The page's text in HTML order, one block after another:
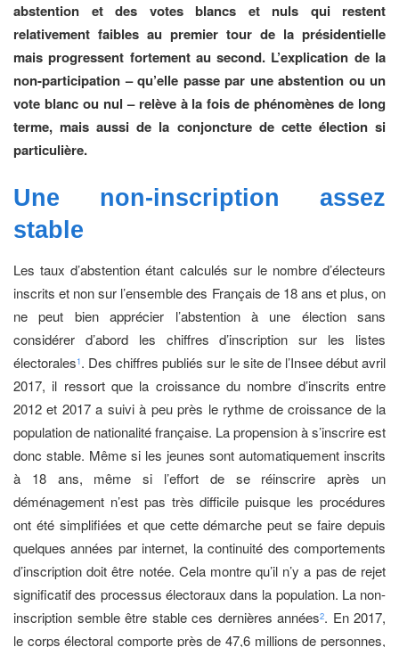
abstention et des votes blancs et nuls qui restent
relativement faibles au premier tour de la présidentielle
mais progressent fortement au second. L’explication de la
non-participation – qu’elle passe par une abstention ou un
vote blanc ou nul – relève à la fois de phénomènes de long
terme, mais aussi de la conjoncture de cette élection si
particulière.
Une non-inscription assez
stable
Les taux d’abstention étant calculés sur le nombre d’électeurs
inscrits et non sur l’ensemble des Français de 18 ans et plus, on
ne peut bien apprécier l’abstention à une élection sans
considérer d’abord les chiffres d’inscription sur les listes
électorales1. Des chiffres publiés sur le site de l’Insee début avril
2017, il ressort que la croissance du nombre d’inscrits entre
2012 et 2017 a suivi à peu près le rythme de croissance de la
population de nationalité française. La propension à s’inscrire est
donc stable. Même si les jeunes sont automatiquement inscrits
à 18 ans, même si l’effort de se réinscrire après un
déménagement n’est pas très difficile puisque les procédures
ont été simplifiées et que cette démarche peut se faire depuis
quelques années par internet, la continuité des comportements
d’inscription doit être notée. Cela montre qu’il n’y a pas de rejet
significatif des processus électoraux dans la population. La non-
inscription semble être stable ces dernières années2. En 2017,
le corps électoral comporte près de 47,6 millions de personnes,